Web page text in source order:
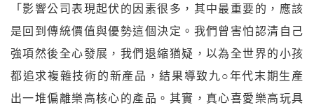
「影響公司表現起伏的因素很多，其中最重要的，應該
是回到傳統價值與優勢這個決定。我們曾害怕認清自己
強項然後全心發展，我們退縮猶疑，以為全世界的小孩
都追求複雜技術的新產品，結果導致九○年代末期生產
出一堆偏離樂高核心的產品。其實，真心喜愛樂高玩具